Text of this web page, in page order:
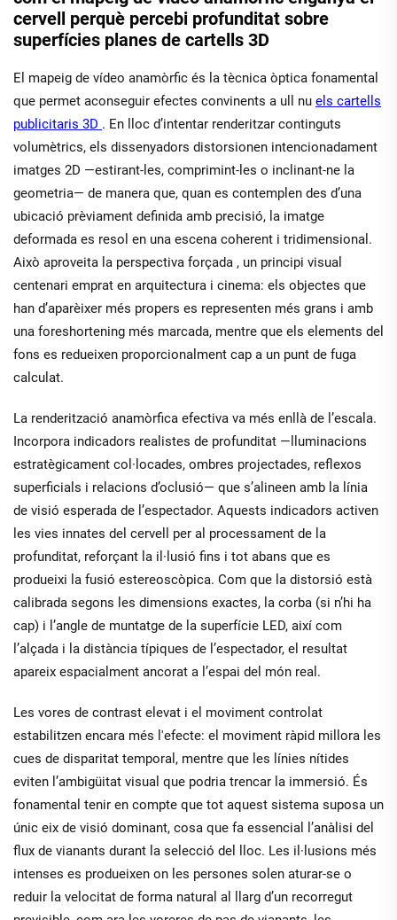
cervell perquè percebi profunditat sobre
superfícies planes de cartells 3D
El mapeig de vídeo anamòrfic és la tècnica òptica fonamental
que permet aconseguir efectes convinents a ull nu els cartells
publicitaris 3D . En lloc d’intentar renderitzar continguts
volumètrics, els dissenyadors distorsionen intencionadament
imatges 2D —estirant-les, comprimint-les o inclinant-ne la
geometria— de manera que, quan es contemplen des d’una
ubicació prèviament definida amb precisió, la imatge
deformada es resol en una escena coherent i tridimensional.
Això aproveita la perspectiva forçada , un principi visual
centenari emprat en arquitectura i cinema: els objectes que
han d’aparèixer més propers es representen més grans i amb
una foreshortening més marcada, mentre que els elements del
fons es redueixen proporcionalment cap a un punt de fuga
calculat.
La renderització anamòrfica efectiva va més enllà de l’escala.
Incorpora indicadors realistes de profunditat —lluminacions
estratègicament col·locades, ombres projectades, reflexos
superficials i relacions d’oclusió— que s’alineen amb la línia
de visió esperada de l’espectador. Aquests indicadors activen
les vies innates del cervell per al processament de la
profunditat, reforçant la il·lusió fins i tot abans que es
produeixi la fusió estereoscòpica. Com que la distorsió està
calibrada segons les dimensions exactes, la corba (si n’hi ha
cap) i l’angle de muntatge de la superfície LED, així com
l’alçada i la distància típiques de l’espectador, el resultat
apareix espacialment ancorat a l’espai del món real.
Les vores de contrast elevat i el moviment controlat
estabilitzen encara més l'efecte: el moviment ràpid millora les
cues de disparitat temporal, mentre que les línies nítides
eviten l’ambigüitat visual que podria trencar la immersió. És
fonamental tenir en compte que tot aquest sistema suposa un
únic eix de visió dominant, cosa que fa essencial l’anàlisi del
flux de vianants durant la selecció del lloc. Les il·lusions més
intenses es produeixen on les persones solen aturar-se o
reduir la velocitat de forma natural al llarg d’un recorregut